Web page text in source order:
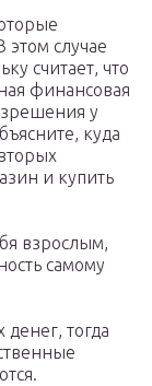
случае
считает, что
финансовая
у
куда
и купить
взрослым,
самому
тогда